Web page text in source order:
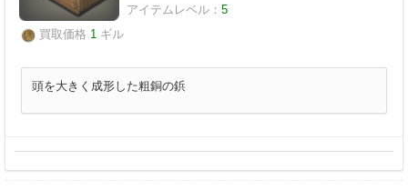
アイテムレベル： 5
買取価格 1 ギル
頭を大きく成形した粗銅の鋲